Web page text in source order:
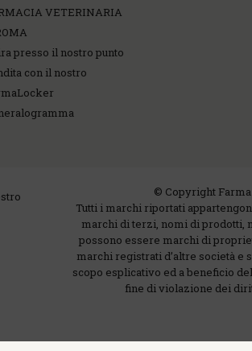
VETERINARIA
presso il nostro punto
con il nostro
© Copyright
Tutti i marchi riportati
marchi di terzi, nomi di prodotti,
possono essere marchi di
marchi registrati d’altre società e
scopo esplicativo ed a beneficio
fine di violazione dei